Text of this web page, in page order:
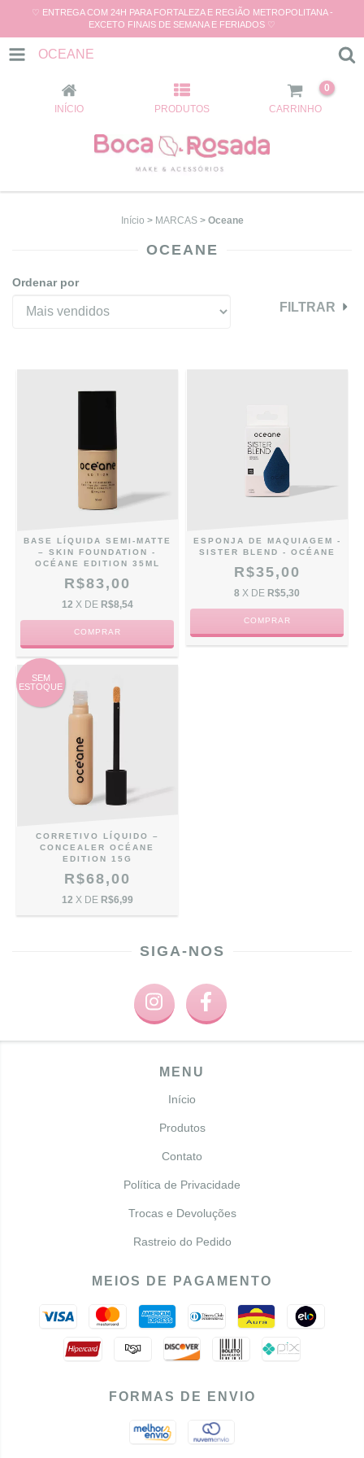
♡ ENTREGA COM 24H PARA FORTALEZA E REGIÃO METROPOLITANA -
EXCETO FINAIS DE SEMANA E FERIADOS ♡
OCEANE
INÍCIO PRODUTOS CARRINHO
0
Início > MARCAS > Oceane
OCEANE
Ordenar por
FILTRAR
BASE LÍQUIDA SEMI-MATTE
– SKIN FOUNDATION -
OCÉANE EDITION 35ML
R$83,00
12 X DE R$8,54
COMPRAR
ESPONJA DE MAQUIAGEM -
SISTER BLEND - OCÉANE
R$35,00
8 X DE R$5,30
COMPRAR
SEM
ESTOQUE
CORRETIVO LÍQUIDO –
CONCEALER OCÉANE
EDITION 15G
R$68,00
12 X DE R$6,99
SIGA-NOS
MENU
Início
Produtos
Contato
Política de Privacidade
Trocas e Devoluções
Rastreio do Pedido
MEIOS DE PAGAMENTO
FORMAS DE ENVIO